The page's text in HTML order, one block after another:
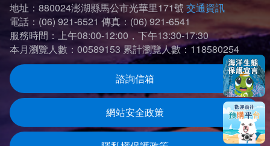
地址：880024澎湖縣馬公市光華里171號 交通資訊
電話：(06) 921-6521 傳真：(06) 921-6541
服務時間：上午08:00-12:00，下午13:30-17:30
本月瀏覽人數：00589153 累計瀏覽人數：118580254
諮詢信箱
網站安全政策